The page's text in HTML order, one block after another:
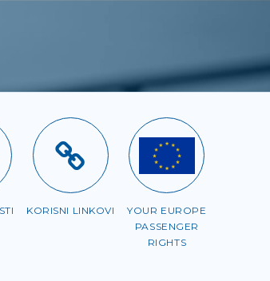
KORISNI LINKOVI
YOUR EUROPE
PASSENGER
RIGHTS